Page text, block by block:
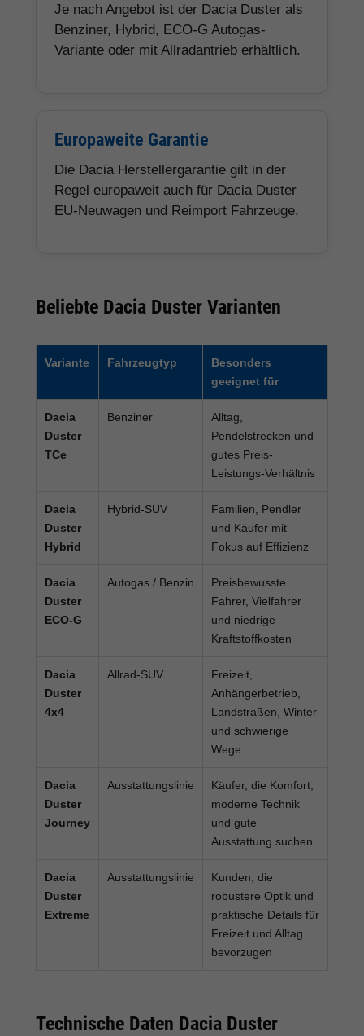
Je nach Angebot ist der Dacia Duster als
Benziner, Hybrid, ECO-G Autogas-
Variante oder mit Allradantrieb erhältlich.
Europaweite Garantie
Die Dacia Herstellergarantie gilt in der
Regel europaweit auch für Dacia Duster
EU-Neuwagen und Reimport Fahrzeuge.
Beliebte Dacia Duster Varianten
Variante Fahrzeugtyp
Besonders
geeignet für
Dacia
Duster
TCe
Benziner
Alltag,
Pendelstrecken und
gutes Preis-
Leistungs-Verhältnis
Dacia
Duster
Hybrid
Hybrid-SUV
Familien, Pendler
und Käufer mit
Fokus auf Effizienz
Dacia
Duster
ECO-G
Autogas / Benzin
Preisbewusste
Fahrer, Vielfahrer
und niedrige
Kraftstoffkosten
Dacia
Duster
4x4
Allrad-SUV
Freizeit,
Anhängerbetrieb,
Landstraßen, Winter
und schwierige
Wege
Dacia
Duster
Journey
Ausstattungslinie
Käufer, die Komfort,
moderne Technik
und gute
Ausstattung suchen
Dacia
Duster
Extreme
Ausstattungslinie
Kunden, die
robustere Optik und
praktische Details für
Freizeit und Alltag
bevorzugen
Technische Daten Dacia Duster